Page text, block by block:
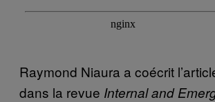
Raymond Niaura a coécrit
dans la revue Internal and